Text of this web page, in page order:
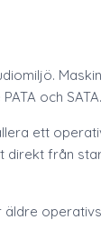
och
ett
från
äldre